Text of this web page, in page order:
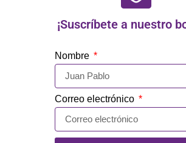
¡Suscríbete a nuestro
Nombre
Correo electrónico